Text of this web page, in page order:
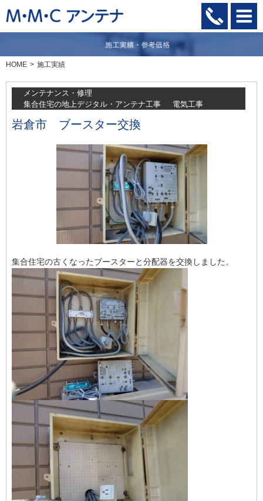
HOME 施工実績
メンテナンス・修理
集合住宅の地上デジタル・アンテナ工事
電気工事
岩倉市 ブースター交換
集合住宅の古くなったブースターと分配器を交換しました。